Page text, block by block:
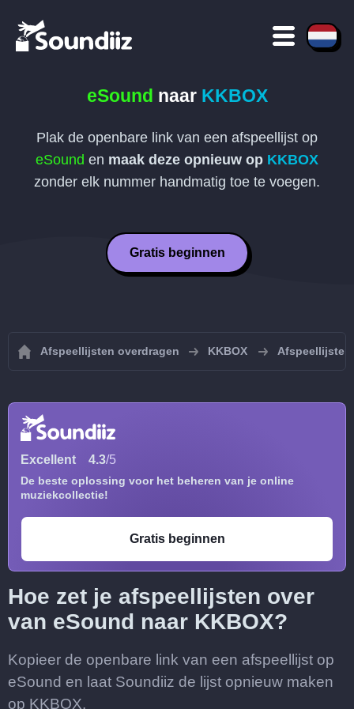
eSound naar KKBOX
Plak de openbare link van een afspeellijst op
eSound en maak deze opnieuw op KKBOX
zonder elk nummer handmatig toe te voegen.
Gratis beginnen
Afspeellijsten overdragen KKBOX Afspeellijsten
Excellent 4.3/5
De beste oplossing voor het beheren van je online
muziekcollectie!
Gratis beginnen
Hoe zet je afspeellijsten over
van eSound naar KKBOX?
Kopieer de openbare link van een afspeellijst op
eSound en laat Soundiiz de lijst opnieuw maken
op KKBOX.